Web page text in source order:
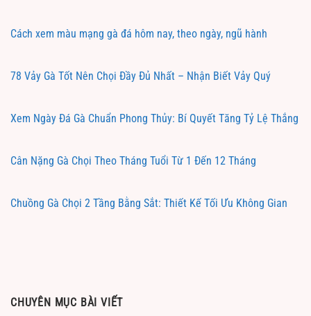
Cách xem màu mạng gà đá hôm nay, theo ngày, ngũ hành
78 Vảy Gà Tốt Nên Chọi Đầy Đủ Nhất – Nhận Biết Vảy Quý
Xem Ngày Đá Gà Chuẩn Phong Thủy: Bí Quyết Tăng Tỷ Lệ Thắng
Cân Nặng Gà Chọi Theo Tháng Tuổi Từ 1 Đến 12 Tháng
Chuồng Gà Chọi 2 Tầng Bằng Sắt: Thiết Kế Tối Ưu Không Gian
CHUYÊN MỤC BÀI VIẾT